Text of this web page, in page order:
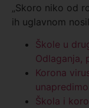
„Skoro niko od
ih uglavnom
Škole u
Odlaganja,
Korona
Škola i